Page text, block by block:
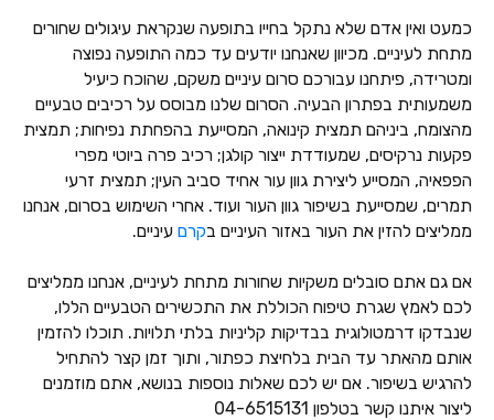
כמעט ואין אדם שלא נתקל בחייו בתופעה שנקראת עיגולים שחורים
מתחת לעיניים. מכיוון שאנחנו יודעים עד כמה התופעה נפוצה
ומטרידה, פיתחנו עבורכם סרום עיניים משקם, שהוכח כיעיל
משמעותית בפתרון הבעיה. הסרום שלנו מבוסס על רכיבים טבעיים
מהצומח, ביניהם תמצית קינואה, המסייעת בהפחתת נפיחות; תמצית
פקעות נרקיסים, שמעודדת ייצור קולגן; רכיב פרה ביוטי מפרי
הפפאיה, המסייע ליצירת גוון עור אחיד סביב העין; תמצית זרעי
תמרים, שמסייעת בשיפור גוון העור ועוד. אחרי השימוש בסרום, אנחנו
ממליצים להזין את העור באזור העיניים בקרם עיניים.
אם גם אתם סובלים משקיות שחורות מתחת לעיניים, אנחנו ממליצים
לכם לאמץ שגרת טיפוח הכוללת את התכשירים הטבעיים הללו,
שנבדקו דרמטולוגית בבדיקות קליניות בלתי תלויות. תוכלו להזמין
אותם מהאתר עד הבית בלחיצת כפתור, ותוך זמן קצר להתחיל
להרגיש בשיפור. אם יש לכם שאלות נוספות בנושא, אתם מוזמנים
ליצור איתנו קשר בטלפון 04-6515131